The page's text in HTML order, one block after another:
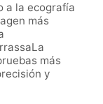
a la ecografía
más
más
y